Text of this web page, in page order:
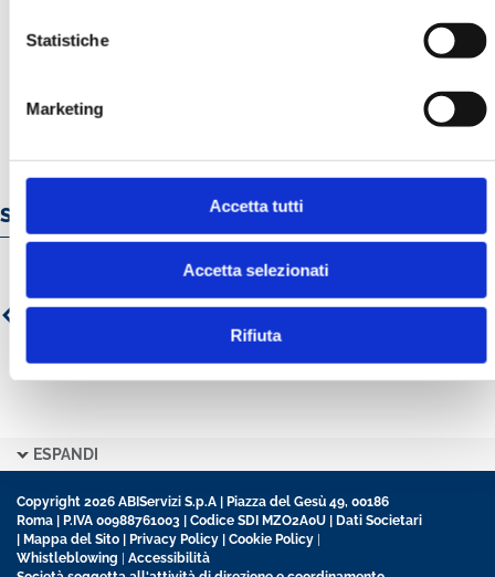
Statistiche
Marketing
Accetta tutti
Accetta selezionati
Rifiuta
Servizi e prodotti online
ESPANDI
Copyright 2026 ABIServizi S.p.A | Piazza del Gesù 49, 00186
Roma | P.IVA 00988761003 | Codice SDI MZO2A0U |
Dati Societari
Mappa del Sito Privacy Policy Cookie Policy
Whistleblowing
Accessibilità